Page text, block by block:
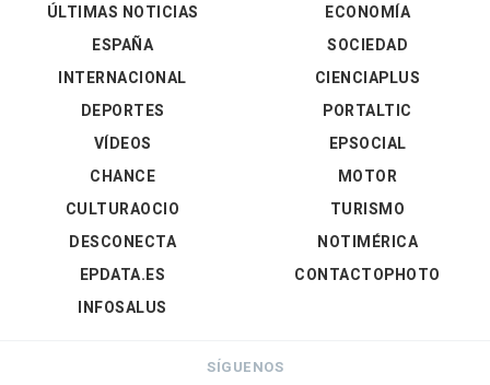
ÚLTIMAS NOTICIAS
ESPAÑA
INTERNACIONAL
DEPORTES
VÍDEOS
ECONOMÍA
SOCIEDAD
CIENCIAPLUS
PORTALTIC
EPSOCIAL
CHANCE
CULTURAOCIO
DESCONECTA
EPDATA.ES
INFOSALUS
MOTOR
TURISMO
NOTIMÉRICA
CONTACTOPHOTO
SÍGUENOS